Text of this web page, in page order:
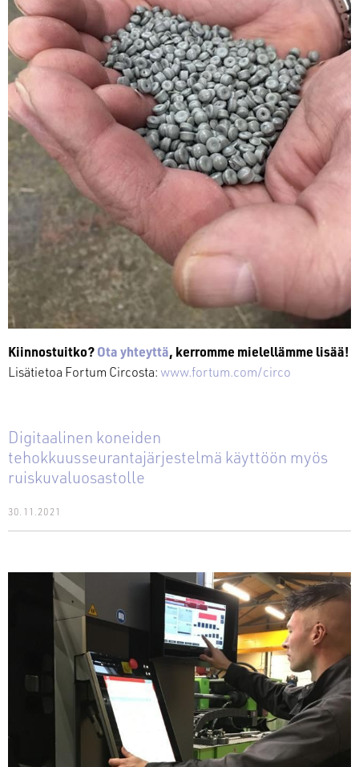
Kiinnostuitko?Ota yhteyttä, kerromme mielellämme lisää!
Lisätietoa Fortum Circosta: www.fortum.com/circo
Digitaalinen koneiden
tehokkuusseurantajärjestelmä käyttöön myös
ruiskuvaluosastolle
30.11.2021